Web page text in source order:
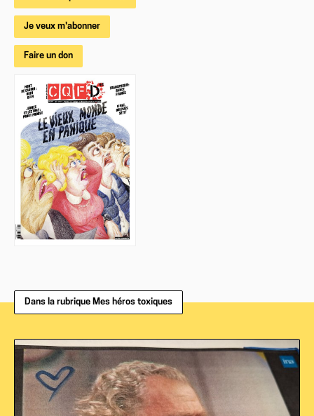
Je veux m'abonner
Faire un don
Dans la rubrique Mes héros toxiques